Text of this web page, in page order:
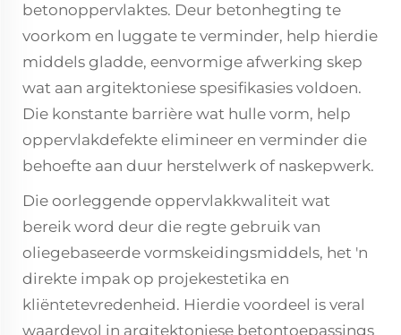
betonoppervlaktes. Deur betonhegting te
voorkom en luggate te verminder, help hierdie
middels gladde, eenvormige afwerking skep
wat aan argitektoniese spesifikasies voldoen.
Die konstante barrière wat hulle vorm, help
oppervlakdefekte elimineer en verminder die
behoefte aan duur herstelwerk of naskepwerk.
Die oorleggende oppervlakkwaliteit wat
bereik word deur die regte gebruik van
oliegebaseerde vormskeidingsmiddels, het 'n
direkte impak op projekestetika en
kliëntetevredenheid. Hierdie voordeel is veral
waardevol in argitektoniese betontoepassings